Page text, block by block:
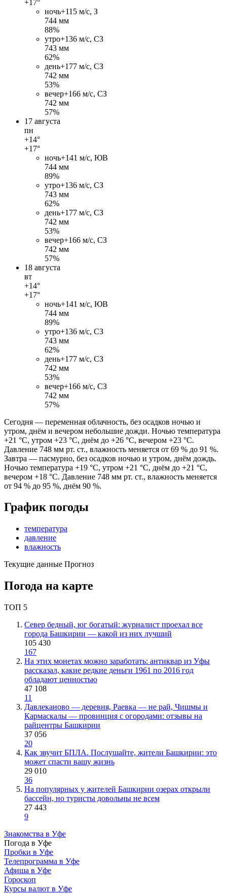
+17°
ночь+11 5 м/c, З
744 мм
88%
утро+136 м/c, СЗ
743 мм
62%
день+177 м/c, СЗ
742 мм
53%
вечер+166 м/c, СЗ
742 мм
57%
17 августа
пн
+14°
+17°
ночь+141 м/c, ЮВ
744 мм
89%
утро+136 м/c, СЗ
743 мм
62%
день+177 м/c, СЗ
742 мм
53%
вечер+166 м/c, СЗ
742 мм
57%
18 августа
вт
+14°
+17°
ночь+141 м/c, ЮВ
744 мм
89%
утро+136 м/c, СЗ
743 мм
62%
день+177 м/c, СЗ
742 мм
53%
вечер+166 м/c, СЗ
742 мм
57%
Сегодня — переменная облачность, без осадков ночью и
утром, днём и вечером небольшие дожди. Ночью температура
+21 °C, утром +23 °C, днём до +26 °C, вечером +23 °C.
Давление 748 мм рт. ст., влажность меняется от 69 % до 91 %.
Завтра — пасмурно, без осадков ночью и утром, днём дождь.
Ночью температура +19 °C, утром +21 °C, днём до +21 °C,
вечером +18 °C. Давление 748 мм рт. ст., влажность меняется
от 94 % до 95 %, днём 90 %.
График погоды
температура
давление
влажность
Текущие данные Прогноз
Погода на карте
ТОП 5
Север бедный, юг богатый: журналист проехал все
города Башкирии — какой из них лучший
105 430
167
На этих монетах можно заработать: антиквар из Уфы
рассказал, какие редкие деньги 1961 по 2016 год
обладают ценностью
47 108
11
Давлеканово — деревня, Раевка — не рай, Чишмы и
Кармаскалы — провинция с огородами: отзывы на
райцентры Башкирии
37 056
20
Как звучит БПЛА. Послушайте, жители Башкирии: это
может спасти вашу жизнь
29 010
36
На популярных у жителей Башкирии озерах открыли
бассейн, но туристы довольны не всем
27 443
9
Знакомства в Уфе
Погода в Уфе
Пробки в Уфе
Телепрограмма в Уфе
Афиша в Уфе
Гороскоп
Курсы валют в Уфе